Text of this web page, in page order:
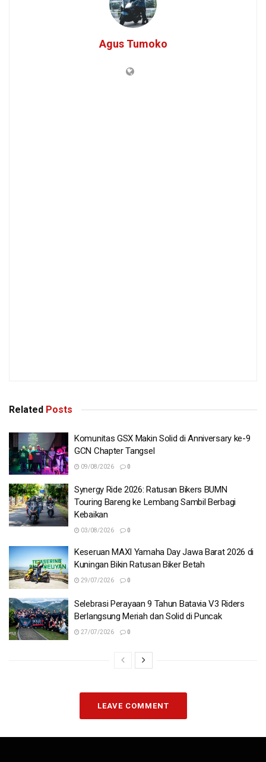
Agus Tumoko
Related Posts
Komunitas GSX Makin Solid di Anniversary ke-9
GCN Chapter Tangsel
09/08/2026 0
Synergy Ride 2026: Ratusan Bikers BUMN
Touring Bareng ke Lembang Sambil Berbagi
Kebaikan
03/08/2026 0
Keseruan MAXI Yamaha Day Jawa Barat 2026 di
Kuningan Bikin Ratusan Biker Betah
29/07/2026 0
Selebrasi Perayaan 9 Tahun Batavia V3 Riders
Berlangsung Meriah dan Solid di Puncak
27/07/2026 0
LEAVE COMMENT